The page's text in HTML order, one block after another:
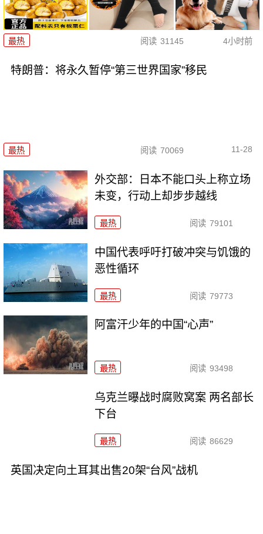
最热 阅读 31145 4小时前
特朗普：将永久暂停“第三世界国家”移民
最热 阅读 70069 11-28
外交部：日本不能口头上称立场
未变，行动上却步步越线
最热 阅读 79101
中国代表呼吁打破冲突与饥饿的
恶性循环
最热 阅读 79773
阿富汗少年的中国“心声”
最热 阅读 93498
乌克兰曝战时腐败窝案 两名部长
下台
最热 阅读 86629
英国决定向土耳其出售20架“台风”战机